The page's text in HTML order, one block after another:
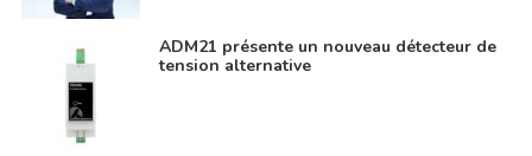
ADM21 présente un nouveau détecteur de
tension alternative